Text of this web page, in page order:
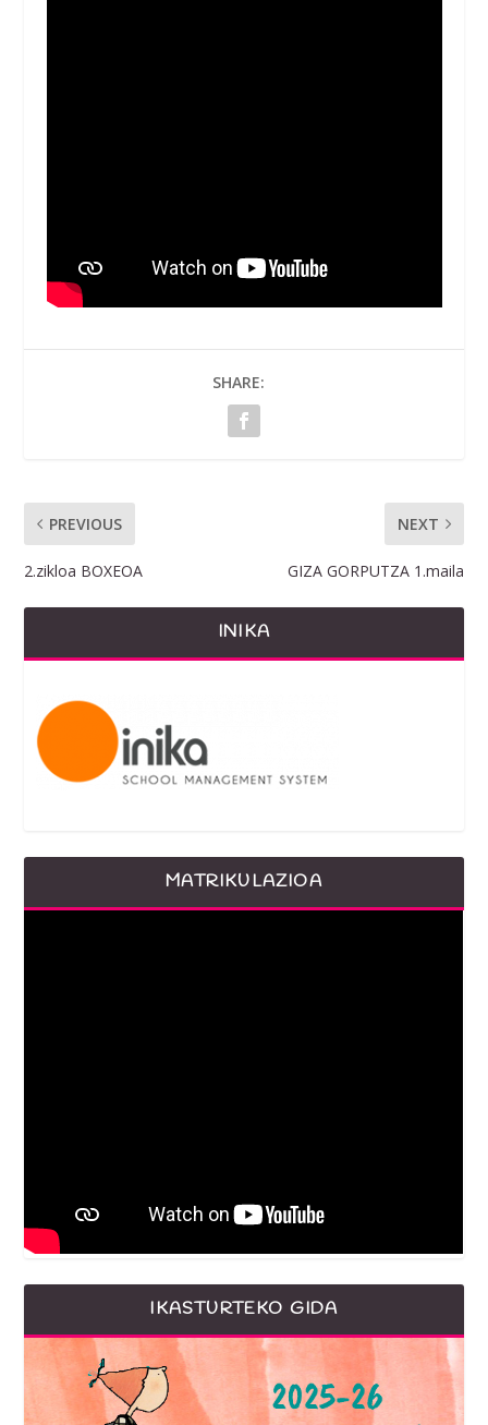
SHARE:
PREVIOUS
2.zikloa BOXEOA
NEXT
GIZA GORPUTZA 1.maila
INIKA
MATRIKULAZIOA
IKASTURTEKO GIDA